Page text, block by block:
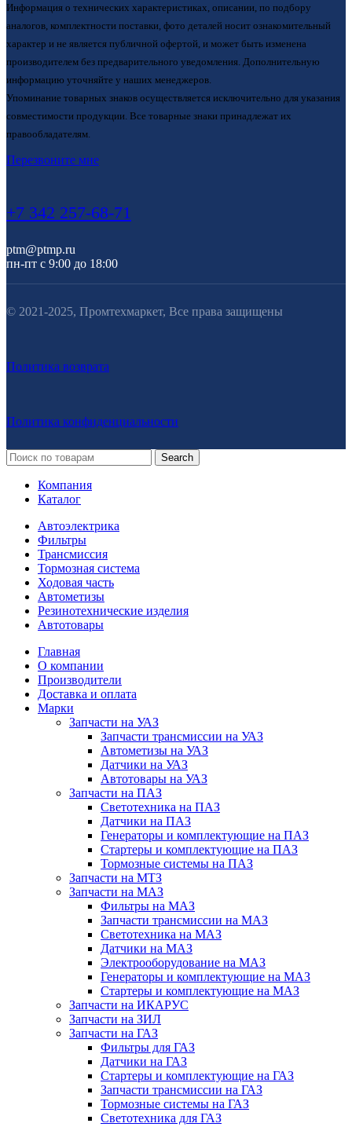
Информация о технических характеристиках, описании, по подбору
аналогов, комплектности поставки, фото деталей носит ознакомительный
характер и не является публичной офертой, и может быть изменена
производителем без предварительного уведомления. Дополнительную
информацию уточняйте у наших менеджеров.
Упоминание товарных знаков осуществляется исключительно для указания
совместимости продукции. Все товарные знаки принадлежат их
правообладателям.
Перезвоните мне
+7 342 257-68-71
ptm@ptmp.ru
пн-пт с 9:00 до 18:00
© 2021-2025, Промтехмаркет, Все права защищены
Политика возврата
Политика конфиденциальности
Search
Компания
Каталог
Автоэлектрика
Фильтры
Трансмиссия
Тормозная система
Ходовая часть
Автометизы
Резинотехнические изделия
Автотовары
Главная
О компании
Производители
Доставка и оплата
Марки
Запчасти на УАЗ
Запчасти трансмиссии на УАЗ
Автометизы на УАЗ
Датчики на УАЗ
Автотовары на УАЗ
Запчасти на ПАЗ
Светотехника на ПАЗ
Датчики на ПАЗ
Генераторы и комплектующие на ПАЗ
Стартеры и комплектующие на ПАЗ
Тормозные системы на ПАЗ
Запчасти на МТЗ
Запчасти на МАЗ
Фильтры на МАЗ
Запчасти трансмиссии на МАЗ
Светотехника на МАЗ
Датчики на МАЗ
Электрооборудование на МАЗ
Генераторы и комплектующие на МАЗ
Стартеры и комплектующие на МАЗ
Запчасти на ИКАРУС
Запчасти на ЗИЛ
Запчасти на ГАЗ
Фильтры для ГАЗ
Датчики на ГАЗ
Стартеры и комплектующие на ГАЗ
Запчасти трансмиссии на ГАЗ
Тормозные системы на ГАЗ
Светотехника для ГАЗ